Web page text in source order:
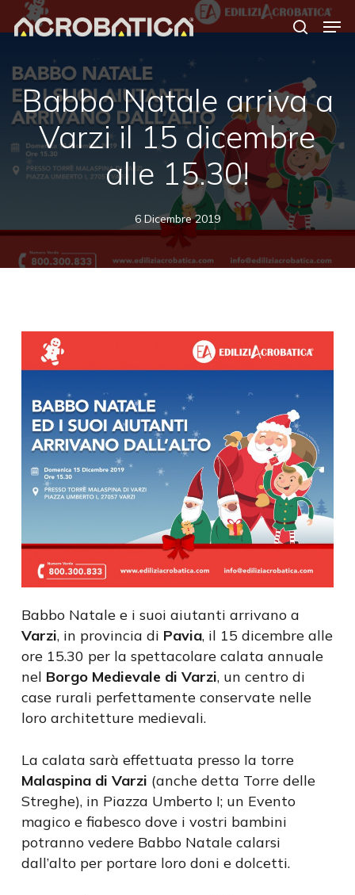
Skip
to
content
Babbo Natale arriva a
Varzi il 15 dicembre
alle 15.30!
6 Dicembre 2019
Babbo Natale e i suoi aiutanti arrivano a
Varzi, in provincia di Pavia, il 15 dicembre alle
ore 15.30 per la spettacolare calata annuale
nel Borgo Medievale di Varzi, un centro di
case rurali perfettamente conservate nelle
loro architetture medievali.
La calata sarà effettuata presso la torre
Malaspina di Varzi (anche detta Torre delle
Streghe), in Piazza Umberto I; un Evento
magico e fiabesco dove i vostri bambini
potranno vedere Babbo Natale calarsi
dall’alto per portare loro doni e dolcetti.